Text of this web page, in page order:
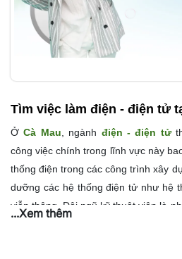
Tìm việc làm điện - điện tử
ỞCà Mau , ngành điện - điện tử
công việc chính trong lĩnh vực này
thống điện trong các công trình xây
dưỡng các hệ thống điện tử như hệ
viễn thông. Đội ngũ kỹ thuật viên là
...Xem thêm